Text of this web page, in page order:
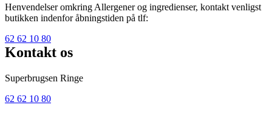
Henvendelser omkring Allergener og ingredienser, kontakt venligst
butikken indenfor åbningstiden på tlf:
62 62 10 80
Kontakt os
Superbrugsen Ringe
62 62 10 80